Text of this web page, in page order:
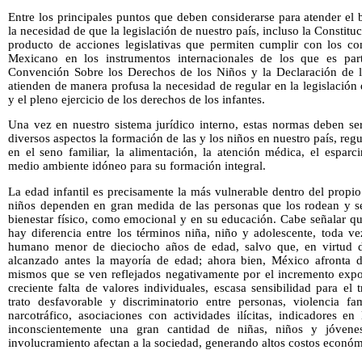
Entre los principales puntos que deben considerarse para atender el
la necesidad de que la legislación de nuestro país, incluso la
producto de acciones legislativas que permiten cumplir con los
Mexicano en los instrumentos internacionales de los que es
Convención Sobre los Derechos de los Niños y la Declaración
atienden de manera profusa la necesidad de regular en la
y el pleno ejercicio de los derechos de los infantes.
Una vez en nuestro sistema jurídico interno, estas normas deben
diversos aspectos la formación de las y los niños en nuestro país,
en el seno familiar, la alimentación, la atención médica, el
medio ambiente idóneo para su formación integral.
La edad infantil es precisamente la más vulnerable dentro del
niños dependen en gran medida de las personas que los rodean y
bienestar físico, como emocional y en su educación. Cabe señalar
hay diferencia entre los términos niña, niño y adolescente, toda
humano menor de dieciocho años de edad, salvo que, en virtud
alcanzado antes la mayoría de edad; ahora bien, México afronta
mismos que se ven reflejados negativamente por el incremento
creciente falta de valores individuales, escasa sensibilidad para el
trato desfavorable y discriminatorio entre personas, violencia
narcotráfico, asociaciones con actividades ilícitas, indicadores
inconscientemente una gran cantidad de niñas, niños y
involucramiento afectan a la sociedad, generando altos costos